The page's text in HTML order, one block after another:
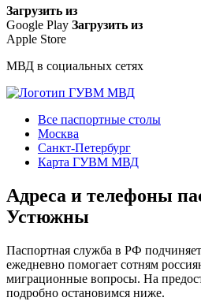
Загрузить из
Google Play Загрузить из
Apple Store
МВД в социальных сетях
Все паспортные столы
Москва
Санкт-Петербург
Карта ГУВМ МВД
Адреса и телефоны
Устюжны
Паспортная служба в РФ
ежедневно помогает сотням
миграционные вопросы. На
подробно остановимся ниже.